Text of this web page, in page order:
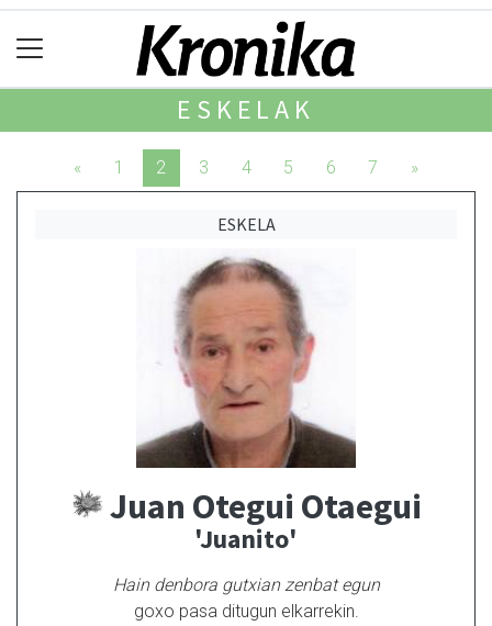
ESKELAK
« 1 2 3 4 5 6 7 »
ESKELA
Juan Otegui Otaegui
'Juanito'
Hain denbora gutxian zenbat egun
goxo pasa ditugun elkarrekin.